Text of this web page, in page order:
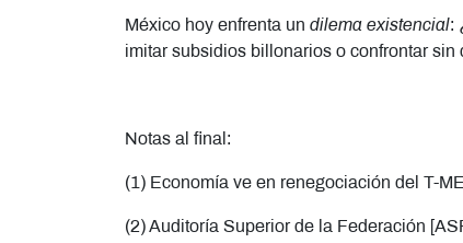
México hoy enfrenta un dilema existencial:
imitar subsidios billonarios o confrontar
Notas al final:
(1) Economía ve en renegociación del T-
(2) Auditoría Superior de la Federación